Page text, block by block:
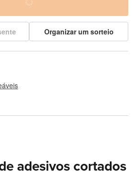
Organizar um sorteio
adesivos cortados